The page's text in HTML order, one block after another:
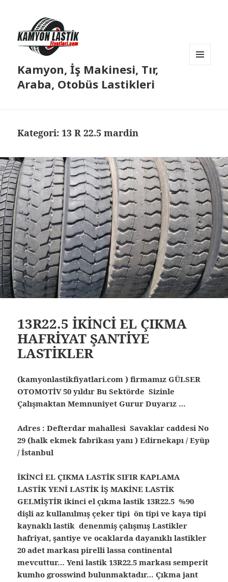
Kamyon, İş Makinesi, Tır,
Araba, Otobüs Lastikleri
Kategori:13 R 22.5 mardin
13R22.5 İKİNCİ EL ÇIKMA
HAFRİYAT ŞANTİYE
LASTİKLER
(kamyonlastikfiyatlari.com ) firmamız GÜLSER
OTOMOTİV 50 yıldır Bu Sektörde Sizinle
Çalışmaktan Memnuniyet Gurur Duyarız …
Adres : Defterdar mahallesi Savaklar caddesi No
29 (halk ekmek fabrikası yanı ) Edirnekapı / Eyüp
/ İstanbul
İKİNCİ EL ÇIKMA LASTİK SIFIR KAPLAMA
LASTİK YENİ LASTİK İŞ MAKİNE LASTİK
GELMİŞTİR ikinci el çıkma lastik 13R22.5 %90
dişli az kullanılmış çeker tipi ön tipi ve kaya tipi
kaynaklı lastik denenmiş çalışmış Lastikler
hafriyat, şantiye ve ocaklarda dayanıklı lastikler
20 adet markası pirelli lassa continental
mevcuttur… Yeni lastik 13R22.5 markası semperit
kumho grosswind bulunmaktadır… Çıkma jant